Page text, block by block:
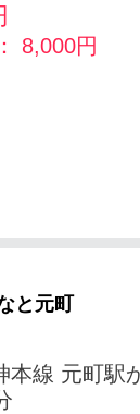
8,000円
と元町
本線 元町駅